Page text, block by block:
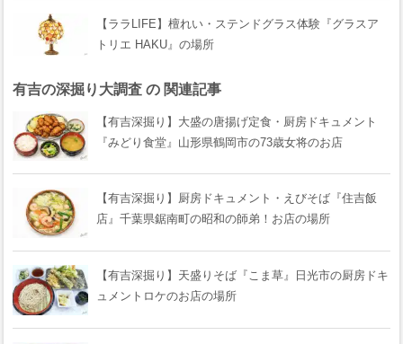
【ララLIFE】檀れい・ステンドグラス体験『グラスア
トリエ HAKU』の場所
有吉の深掘り大調査 の 関連記事
【有吉深掘り】大盛の唐揚げ定食・厨房ドキュメント
『みどり食堂』山形県鶴岡市の73歳女将のお店
【有吉深掘り】厨房ドキュメント・えびそば『住吉飯
店』千葉県鋸南町の昭和の師弟！お店の場所
【有吉深掘り】天盛りそば『こま草』日光市の厨房ドキ
ュメントロケのお店の場所